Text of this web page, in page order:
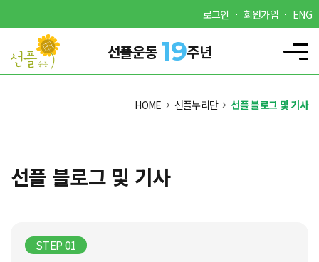
로그인 회원가입 ENG
선플운동 19주년
HOME 선플누리단 선플 블로그 및 기사
선플 블로그 및 기사
STEP 01